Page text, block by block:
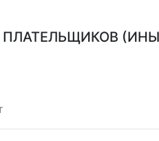
ПЛАТЕЛЬЩИКОВ